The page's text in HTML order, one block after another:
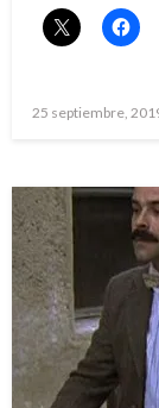
Publicado
25 septiembre,